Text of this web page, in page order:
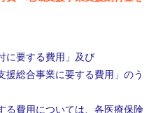
に要する費用」及び
援総合事業に要する費用」のう
る費用については、各医療保険